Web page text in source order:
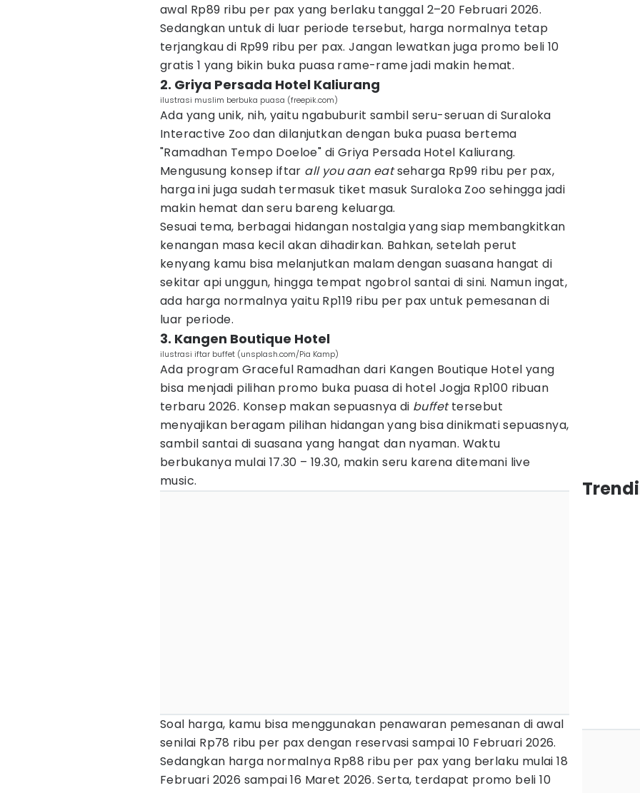
awal Rp89 ribu per pax yang berlaku tanggal 2–20 Februari 2026.
Sedangkan untuk di luar periode tersebut, harga normalnya tetap
terjangkau di Rp99 ribu per pax. Jangan lewatkan juga promo beli 10
gratis 1 yang bikin buka puasa rame-rame jadi makin hemat.
2. Griya Persada Hotel Kaliurang
ilustrasi muslim berbuka puasa (freepik.com)
Ada yang unik, nih, yaitu ngabuburit sambil seru-seruan di Suraloka
Interactive Zoo dan dilanjutkan dengan buka puasa bertema
"Ramadhan Tempo Doeloe" di Griya Persada Hotel Kaliurang.
Mengusung konsep iftar all you aan eatseharga Rp99 ribu per pax,
harga ini juga sudah termasuk tiket masuk Suraloka Zoo sehingga jadi
makin hemat dan seru bareng keluarga.
Sesuai tema, berbagai hidangan nostalgia yang siap membangkitkan
kenangan masa kecil akan dihadirkan. Bahkan, setelah perut
kenyang kamu bisa melanjutkan malam dengan suasana hangat di
sekitar api unggun, hingga tempat ngobrol santai di sini. Namun ingat,
ada harga normalnya yaitu Rp119 ribu per pax untuk pemesanan di
luar periode.
3. Kangen Boutique Hotel
ilustrasi iftar buffet (unsplash.com/Pia Kamp)
Ada program Graceful Ramadhan dari Kangen Boutique Hotel yang
bisa menjadi pilihan promo buka puasa di hotel Jogja Rp100 ribuan
terbaru 2026. Konsep makan sepuasnya di buffettersebut
menyajikan beragam pilihan hidangan yang bisa dinikmati sepuasnya,
sambil santai di suasana yang hangat dan nyaman. Waktu
berbukanya mulai 17.30 – 19.30, makin seru karena ditemani live
music.
Soal harga, kamu bisa menggunakan penawaran pemesanan di awal
senilai Rp78 ribu per pax dengan reservasi sampai 10 Februari 2026.
Sedangkan harga normalnya Rp88 ribu per pax yang berlaku mulai 18
Februari 2026 sampai 16 Maret 2026. Serta, terdapat promo beli 10